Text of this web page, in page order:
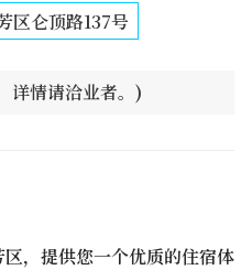
区仑顶路137号
详情请洽业者。)
，提供您一个优质的住宿体